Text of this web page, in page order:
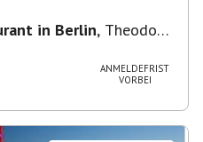
in Berlin, Theodor-
ANMELDEFRIST
VORBEI